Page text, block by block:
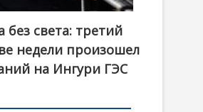
без света: третий
недели произошел
на Ингури ГЭС